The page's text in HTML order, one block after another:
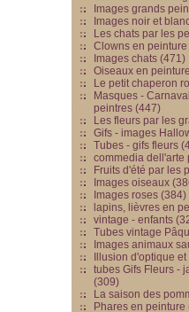
Images grands
Images noir et
Les chats par les
Clowns en peinture
Images chats (471)
Oiseaux en peinture
Le petit chaperon
Masques -
peintres (447)
Les fleurs par les
Gifs - images
Tubes - gifs fleurs
commedia dell'arte
Fruits d'été par les
Images oiseaux
Images roses (384)
lapins, lièvres en
vintage - enfants
Tubes vintage
Images animaux
Illusion d'optique
tubes Gifs Fleurs -
(309)
La saison des
Phares en peinture